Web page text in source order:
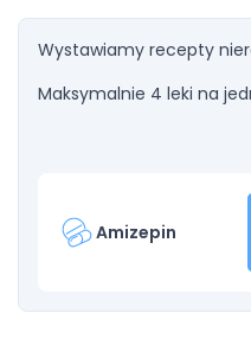
Wystawiamy recepty
Maksymalnie 4 leki na
Amizepin